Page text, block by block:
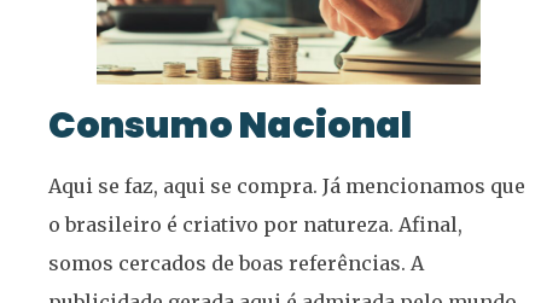
Consumo Nacional
Aqui se faz, aqui se compra. Já mencionamos que
o brasileiro é criativo por natureza. Afinal,
somos cercados de boas referências. A